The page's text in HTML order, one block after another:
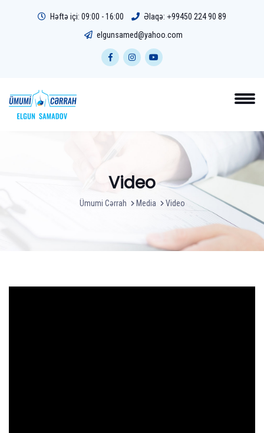
Həftə içi: 09:00 - 16:00 Əlaqə: +99450 224 90 89
elgunsamed@yahoo.com
Video
Ümumi Cərrah Media Video